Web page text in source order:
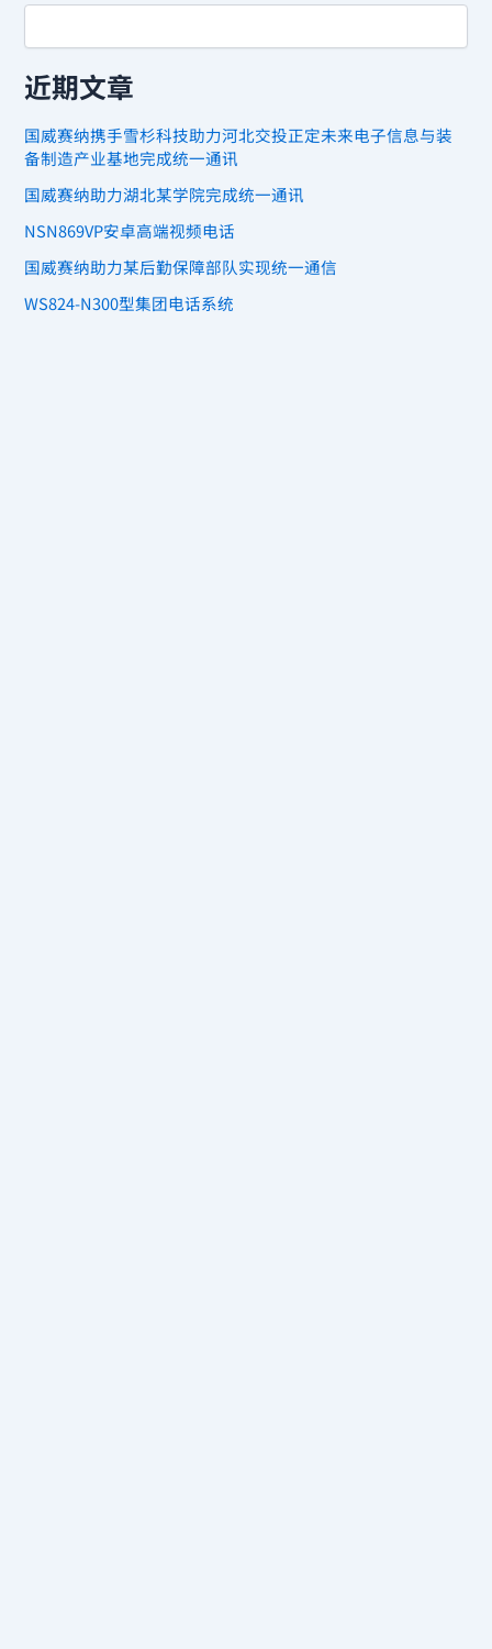
近期文章
国威赛纳携手雪杉科技助力河北交投正定未来电子信息与装
备制造产业基地完成统一通讯
国威赛纳助力湖北某学院完成统一通讯
NSN869VP安卓高端视频电话
国威赛纳助力某后勤保障部队实现统一通信
WS824-N300型集团电话系统